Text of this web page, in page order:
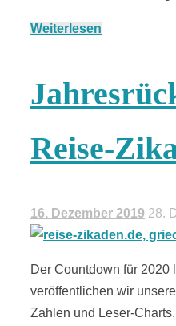
Weiterlesen
Reise-
16. Dezember 2019 28.
Der Countdown für 2020
veröffentlichen wir
Zahlen und Leser-